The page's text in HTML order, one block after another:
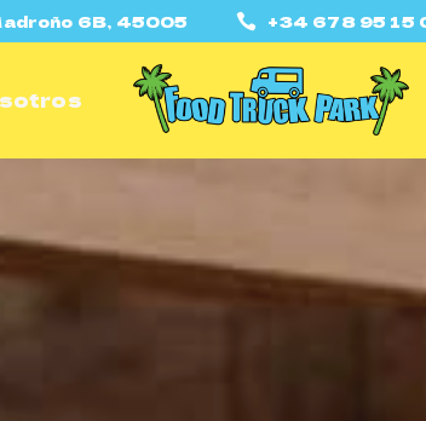
6B, 45005 +34 678 95 15